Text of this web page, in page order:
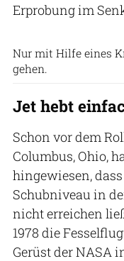
Erprobung im
Nur mit Hilfe eines
gehen.
Jet hebt
Schon vor dem
Columbus, Ohio,
hingewiesen,
Schubniveau in
nicht erreichen
1978 die
Gerüst der NASA